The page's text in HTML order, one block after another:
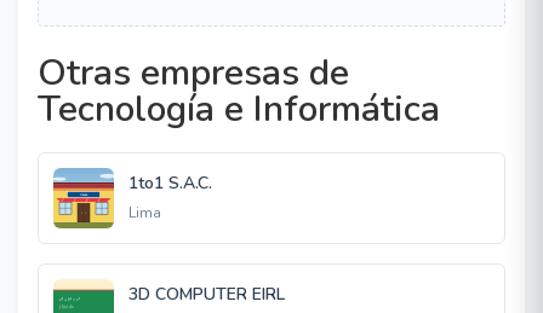
Otras empresas de
Tecnología e Informática
1to1 S.A.C.
Lima
3D COMPUTER EIRL